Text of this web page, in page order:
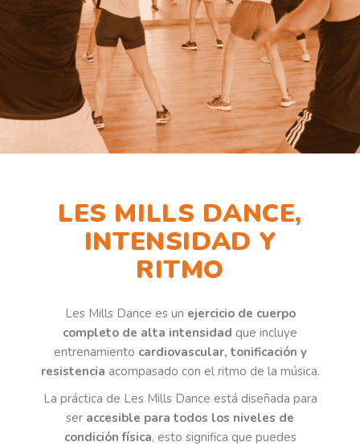
LES MILLS DANCE,
INTENSIDAD Y
RITMO
Les Mills Dance es un ejercicio de cuerpo
completo de alta intensidad que incluye
entrenamiento cardiovascular, tonificación y
resistencia acompasado con el ritmo de la música.
La práctica de Les Mills Dance está diseñada para
ser accesible para todos los niveles de
condición física, esto significa que puedes